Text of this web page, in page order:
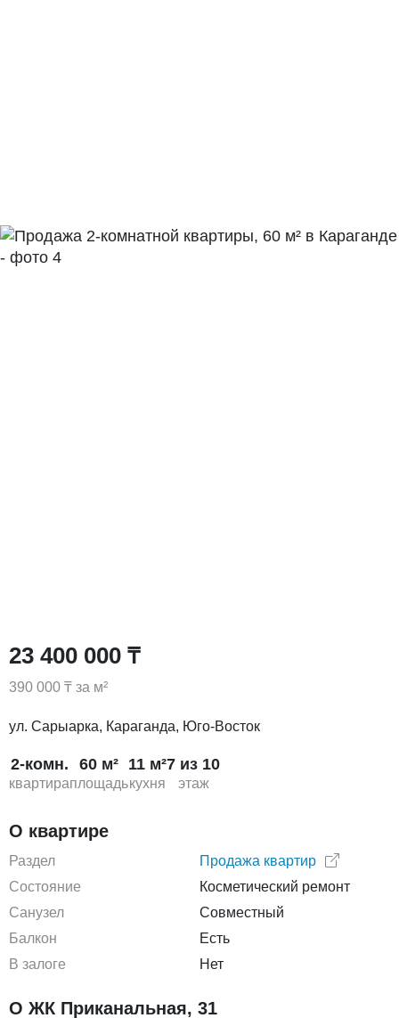
23 400 000 ₸
390 000 ₸ за м²
ул. Сарыарка, Караганда, Юго-Восток
2-комн.
квартира
60 м²
площадь
11 м²
кухня
7 из 10
этаж
О квартире
Раздел
Продажа квартир
Состояние
Косметический ремонт
Санузел
Совместный
Балкон
Есть
В залоге
Нет
О ЖК Приканальная, 31